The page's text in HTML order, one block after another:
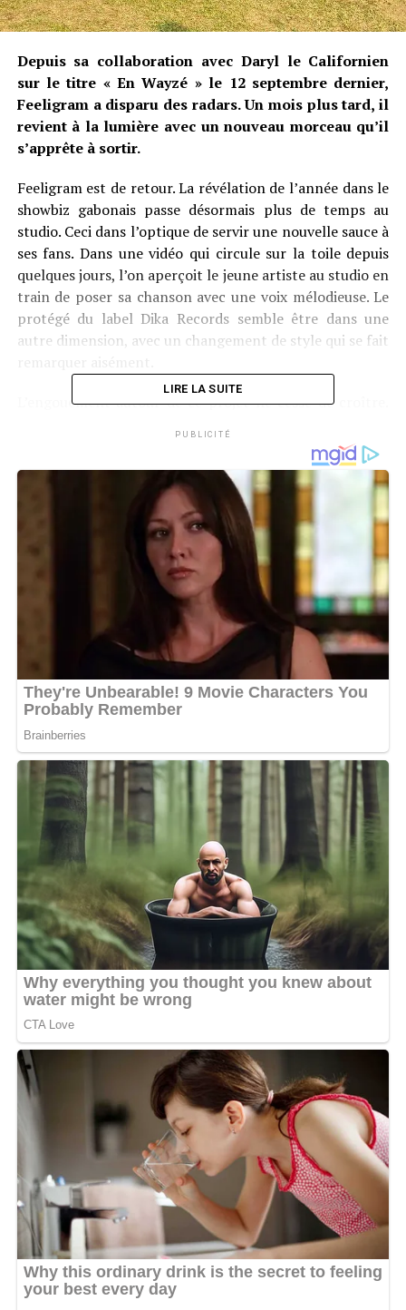
Depuis sa collaboration avec Daryl le Californien
sur le titre « En Wayzé » le 12 septembre dernier,
Feeligram a disparu des radars. Un mois plus tard, il
revient à la lumière avec un nouveau morceau qu’il
s’apprête à sortir.
Feeligram est de retour. La révélation de l’année dans le
showbiz gabonais passe désormais plus de temps au
studio. Ceci dans l’optique de servir une nouvelle sauce à
ses fans. Dans une vidéo qui circule sur la toile depuis
quelques jours, l’on aperçoit le jeune artiste au studio en
train de poser sa chanson avec une voix mélodieuse. Le
protégé du label Dika Records semble être dans une
autre dimension, avec un changement de style qui se fait
L’engouement autour de ce projet ne cesse de croître.
attentes sur les réseaux sociaux, tandis que Dika Records
tease un clip vidéo qui s’annonce grandiose. Ce nouveau
morceau, dont le titre reste encore secret, pourrait bien
être un tournant pour Feeligram, qui semble prêt à
conquérir un public encore plus large.
Ce retour marque une étape importante dans sa
carrière, confirmant son ambition de s’imposer comme
une figure incontournable de la scène musicale
gabonaise. Avec ce come-back, il prouve qu’il ne se
repose pas sur ses lauriers et qu’il est déterminé à
repousser les limites de sa créativité.
MOTS-CLÉS :
LIRE LA SUITE
PUBLICITÉ